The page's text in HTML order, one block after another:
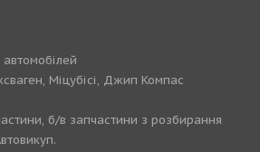
Міцубісі, Джип Компас
б/в запчастини з розбирання